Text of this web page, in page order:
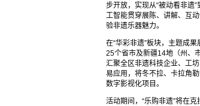
步开放，实现从“被动看非遗
工智能贯穿展陈、讲解、互
验非遗乐器魅力。
在“华彩非遗”板块，主题成
25个省市及新疆14地（州、
汇聚全区非遗科技企业、工
易应用，将冬不拉、卡拉角
数字影视化项目。
活动期间，“乐购非遗”将在